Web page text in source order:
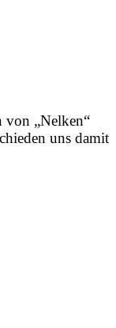
„Nelken“
uns damit